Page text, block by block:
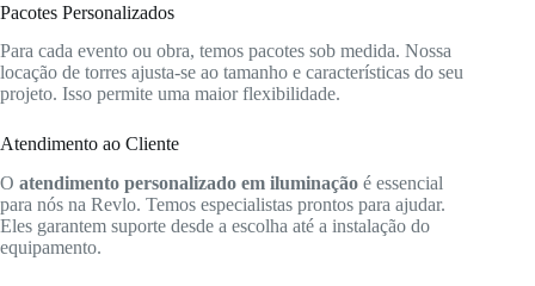
Pacotes Personalizados
Para cada evento ou obra, temos pacotes sob medida. Nossa
locação de torres ajusta-se ao tamanho e características do seu
projeto. Isso permite uma maior flexibilidade.
Atendimento ao Cliente
O atendimento personalizado em iluminação é essencial
para nós na Revlo. Temos especialistas prontos para ajudar.
Eles garantem suporte desde a escolha até a instalação do
equipamento.